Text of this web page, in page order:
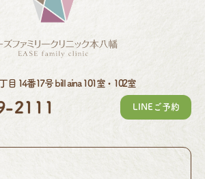
目 14番17号 bill aina 101室・102室
2111 LINEご予約